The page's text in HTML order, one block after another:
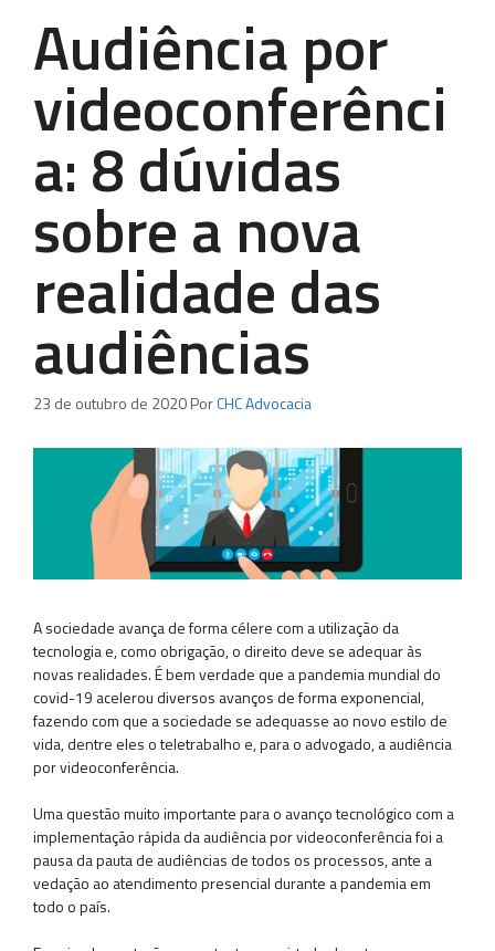
Audiência por
videoconferênci
a: 8 dúvidas
sobre a nova
realidade das
audiências
23 de outubro de 2020PorCHC Advocacia
A sociedade avança de forma célere com a utilização da
tecnologia e, como obrigação, o direito deve se adequar às
novas realidades. É bem verdade que a pandemia mundial do
covid-19 acelerou diversos avanços de forma exponencial,
fazendo com que a sociedade se adequasse ao novo estilo de
vida, dentre eles o teletrabalho e, para o advogado, a audiência
por videoconferência.
Uma questão muito importante para o avanço tecnológico com a
implementação rápida da audiência por videoconferência foi a
pausa da pauta de audiências de todos os processos, ante a
vedação ao atendimento presencial durante a pandemia em
todo o país.